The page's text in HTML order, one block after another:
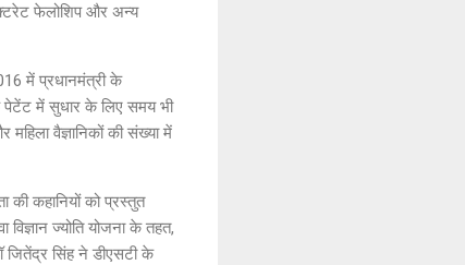
फेलोशिप और अन्य
में प्रधानमंत्री के
पेटेंट में सुधार के लिए समय भी
वैज्ञानिकों की संख्या में
कहानियों को प्रस्तुत
ज्योति योजना के तहत,
जितेंद्र सिंह ने डीएसटी के